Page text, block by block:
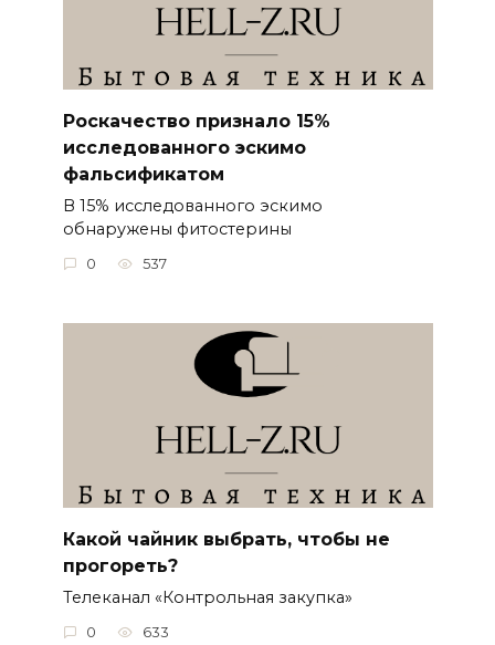
Роскачество признало 15%
исследованного эскимо
фальсификатом
В 15% исследованного эскимо
обнаружены фитостерины
0 537
Какой чайник выбрать, чтобы не
прогореть?
Телеканал «Контрольная закупка»
0 633